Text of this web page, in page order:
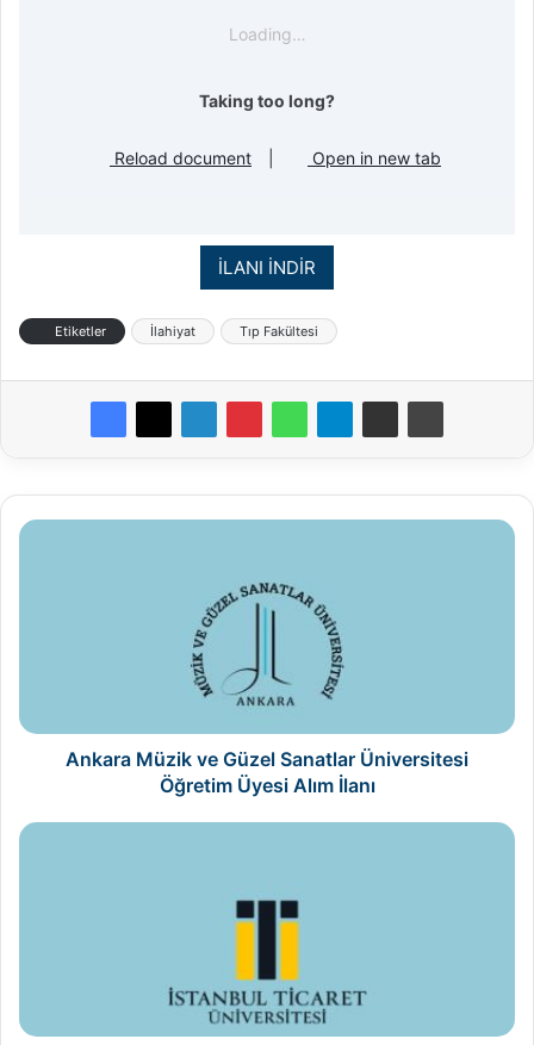
Loading…
Taking too long?
Reload document Open in new tab
İLANI İNDİR
Etiketler İlahiyat Tıp Fakültesi
Ankara
Alım
Ankara Müzik ve Güzel Sanatlar Üniversitesi
Öğretim Üyesi Alım İlanı
İstanbul
İlanı